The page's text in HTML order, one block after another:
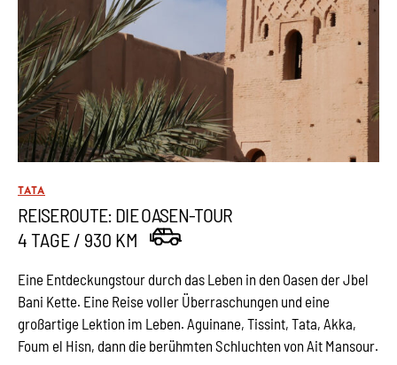
TATA
REISEROUTE: DIE OASEN-TOUR
4 TAGE / 930 KM
Eine Entdeckungstour durch das Leben in den Oasen der Jbel
Bani Kette. Eine Reise voller Überraschungen und eine
großartige Lektion im Leben. Aguinane, Tissint, Tata, Akka,
Foum el Hisn, dann die berühmten Schluchten von Ait Mansour.